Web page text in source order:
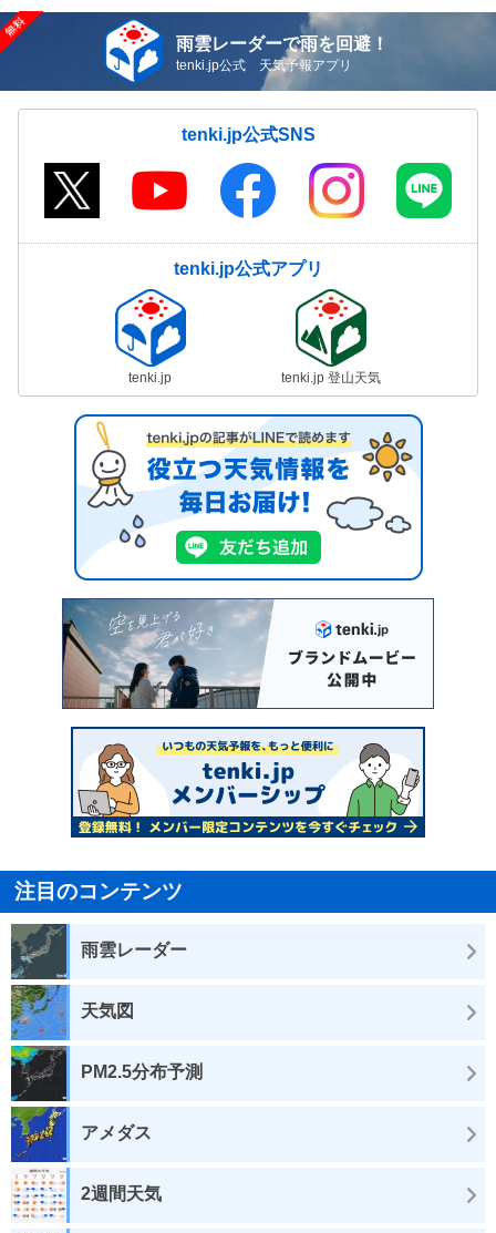
雨雲レーダーで雨を回避！
tenki.jp公式 天気予報アプリ
tenki.jp公式SNS
tenki.jp公式アプリ
tenki.jp tenki.jp 登山天気
注目のコンテンツ
雨雲レーダー
天気図
PM2.5分布予測
アメダス
2週間天気